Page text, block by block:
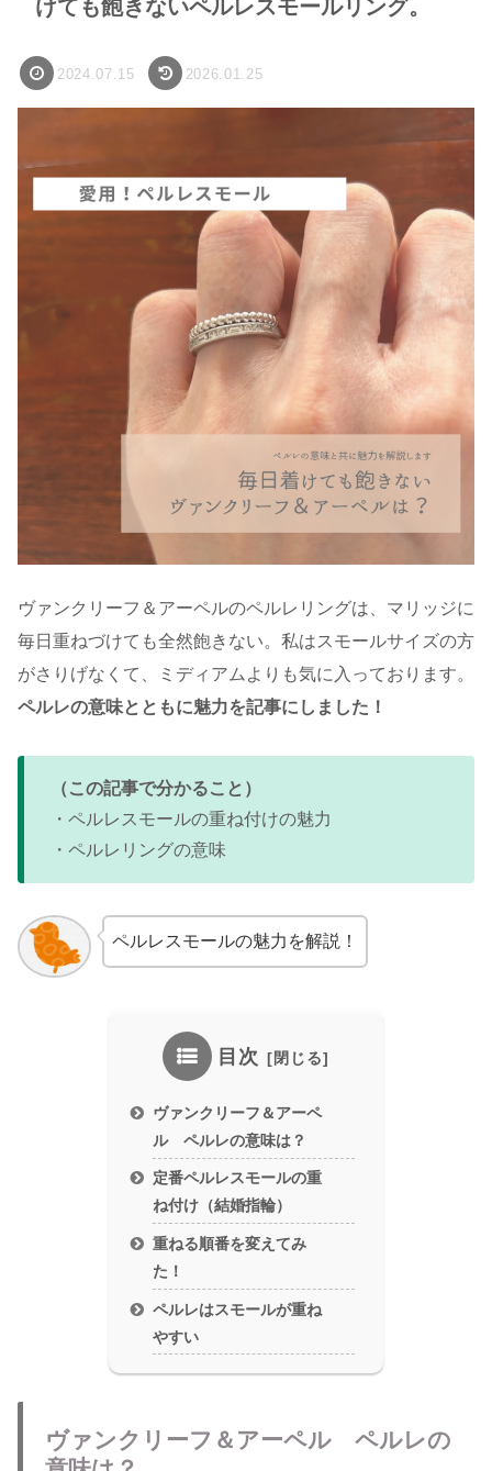
けても飽きないペルレスモールリング。
2024.07.15 2026.01.25
ヴァンクリーフ＆アーペルのペルレリングは、マリッジに
毎日重ねづけても全然飽きない。私はスモールサイズの方
がさりげなくて、ミディアムよりも気に入っております。
ペルレの意味とともに魅力を記事にしました！
（この記事で分かること）
・ペルレスモールの重ね付けの魅力
・ペルレリングの意味
ペルレスモールの魅力を解説！
目次
ヴァンクリーフ＆アーペ
ル ペルレの意味は？
定番ペルレスモールの重
ね付け（結婚指輪）
重ねる順番を変えてみ
た！
ペルレはスモールが重ね
やすい
ヴァンクリーフ＆アーペル ペルレの